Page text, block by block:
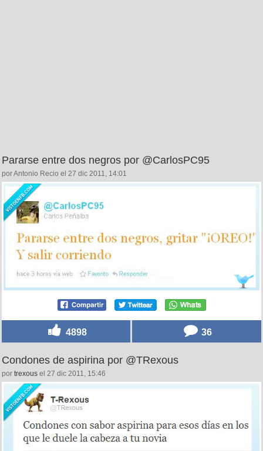
Pararse entre dos negros por @CarlosPC95
por Antonio Recio el 27 dic 2011, 14:01
4898 36
Condones de aspirina por @TRexous
por trexous el 27 dic 2011, 15:46